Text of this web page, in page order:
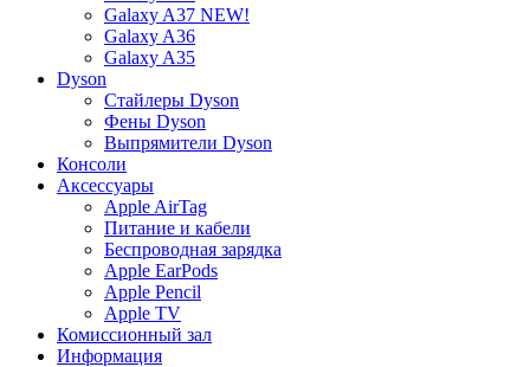
Galaxy A37 NEW!
Galaxy A36
Galaxy A35
Dyson
Стайлеры Dyson
Фены Dyson
Выпрямители Dyson
Консоли
Аксессуары
Apple AirTag
Питание и кабели
Беспроводная зарядка
Apple EarPods
Apple Pencil
Apple TV
Комиссионный зал
Информация